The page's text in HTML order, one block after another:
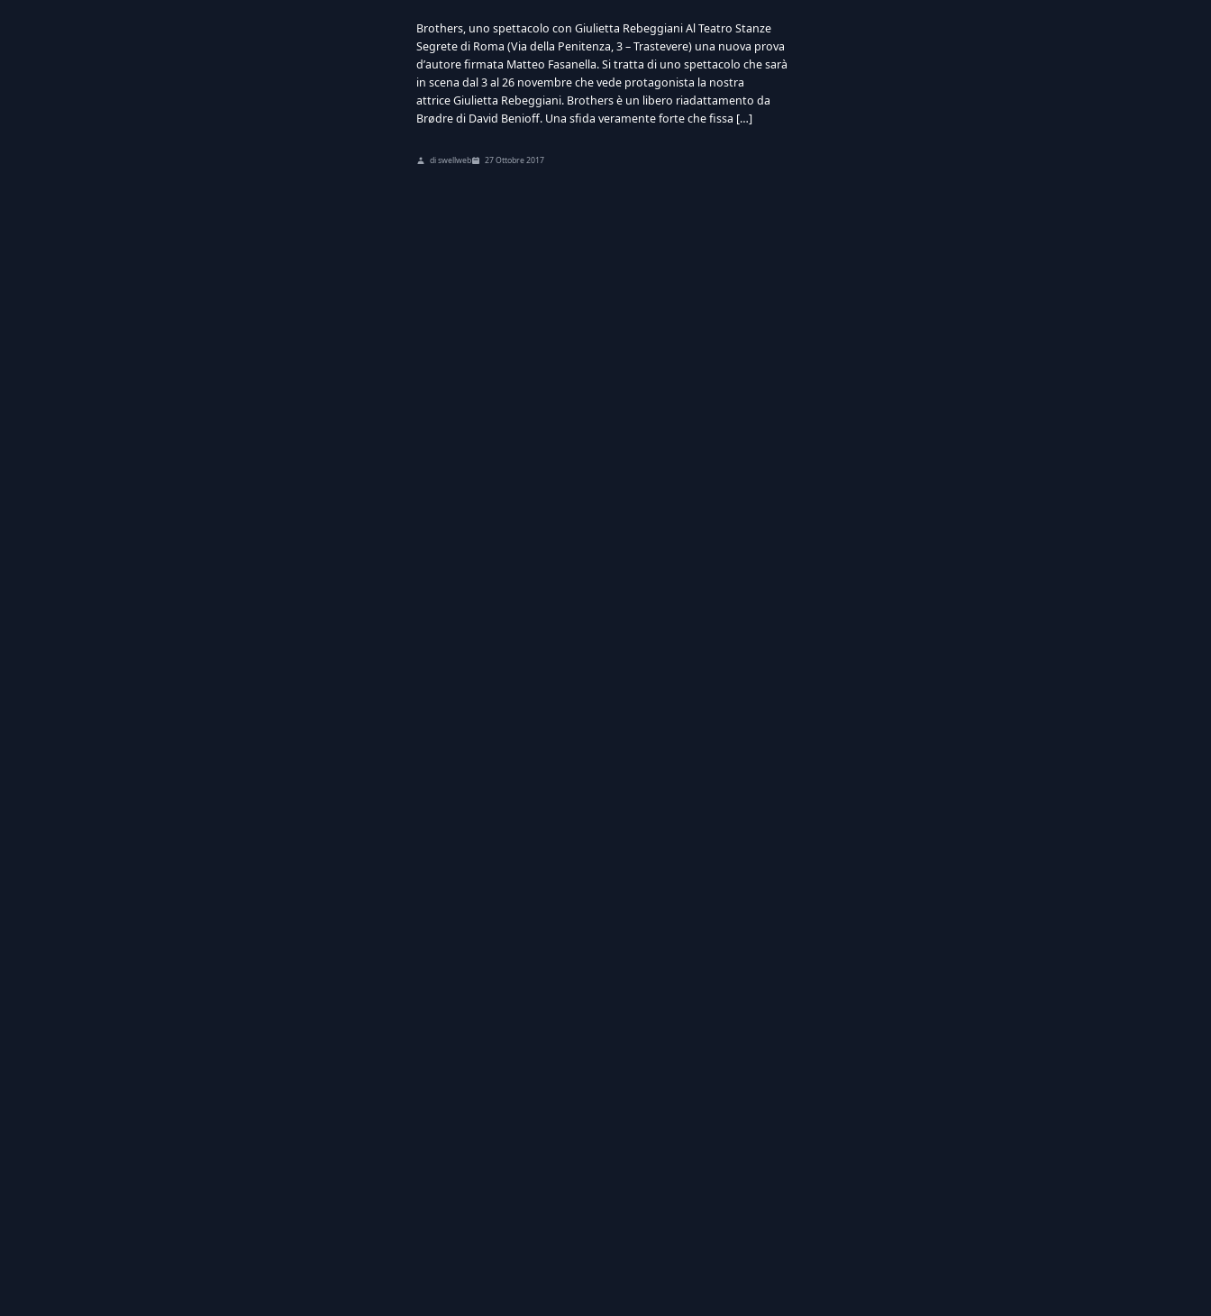
Brothers, uno spettacolo con Giulietta Rebeggiani Al Teatro Stanze
Segrete di Roma (Via della Penitenza, 3 – Trastevere) una nuova prova
d’autore firmata Matteo Fasanella. Si tratta di uno spettacolo che sarà
in scena dal 3 al 26 novembre che vede protagonista la nostra
attrice Giulietta Rebeggiani. Brothers è un libero riadattamento da
Brødre di David Benioff. Una sfida veramente forte che fissa […]
di swellweb 27 Ottobre 2017